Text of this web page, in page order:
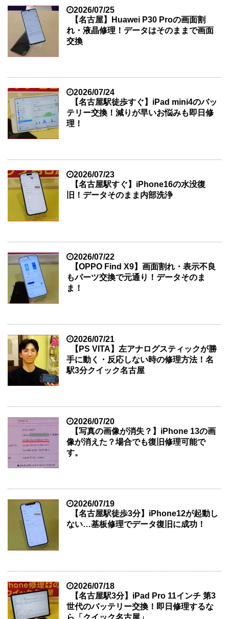
2026/07/25
【名古屋】Huawei P30 Proの画面割
れ・液晶修理！データはそのままで画面
交換
2026/07/24
【名古屋駅徒歩すぐ】iPad mini4のバッ
テリー交換！減りが早いお悩みも即日修
理！
2026/07/23
【名古屋駅すぐ】iPhone16の水没復
旧！データそのまま内部洗浄
2026/07/22
【OPPO Find X9】画面割れ・表示不良
もパーツ交換で元通り！データそのま
ま！
2026/07/21
【PS VITA】左アナログスティックが勝
手に動く・反応しない時の修理方法！名
駅3分クイック名古屋
2026/07/20
【写真の画像が消失？】iPhone 13の画
像が消えた？場合でも復旧修理可能で
す。
2026/07/19
【名古屋駅徒歩3分】iPhone12が起動し
ない…基板修理でデータ復旧に成功！
2026/07/18
【名古屋駅3分】iPad Pro 11インチ 第3
世代のバッテリー交換！即日修理するな
ら「クイック名古屋」